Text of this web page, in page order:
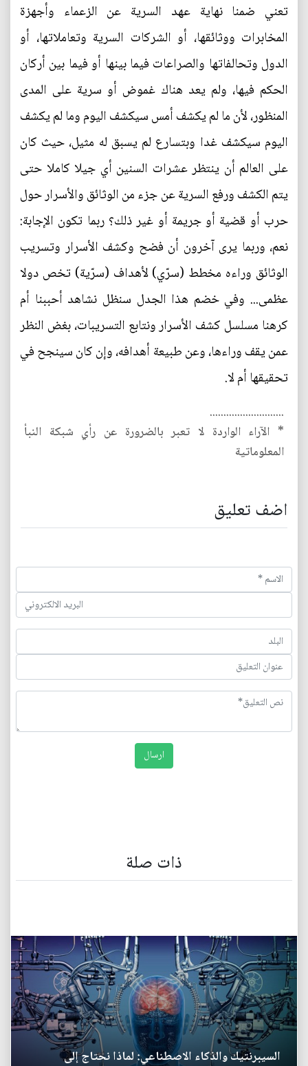
تعني ضمنا نهاية عهد السرية عن الزعماء وأجهزة
المخابرات ووثائقها، أو الشركات السرية وتعاملاتها، أو
الدول وتحالفاتها والصراعات فيما بينها أو فيما بين أركان
الحكم فيها، ولم يعد هناك غموض أو سرية على المدى
المنظور، لأن ما لم يكشف أمس سيكشف اليوم وما لم يكشف
اليوم سيكشف غدا وبتسارع لم يسبق له مثيل، حيث كان
على العالم أن ينتظر عشرات السنين أي جيلا كاملا حتى
يتم الكشف ورفع السرية عن جزء من الوثائق والأسرار حول
حرب أو قضية أو جريمة أو غير ذلك؟ ربما تكون الإجابة:
نعم، وربما يرى آخرون أن فضح وكشف الأسرار وتسريب
الوثائق وراءه مخطط (سرّي) لأهداف (سرّية) تخص دولا
عظمى... وفي خضم هذا الجدل سنظل نشاهد أحببنا أم
كرهنا مسلسل كشف الأسرار ونتابع التسريبات، بغض النظر
عمن يقف وراءها، وعن طبيعة أهدافه، وإن كان سينجح في
تحقيقها أم لا.
...........................
* الآراء الواردة لا تعبر بالضرورة عن رأي شبكة النبأ
المعلوماتية
اضف تعليق
ذات صلة
السيبرنتيك والذكاء الاصطناعي: لماذا نحتاج إلى